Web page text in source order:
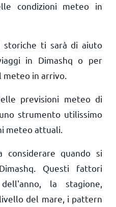
condizioni meteo in
ti sarà di aiuto
in Dimashq o per
in arrivo.
previsioni meteo di
strumento utilissimo
meteo attuali.
quando si
Questi fattori
la stagione,
del mare, i pattern